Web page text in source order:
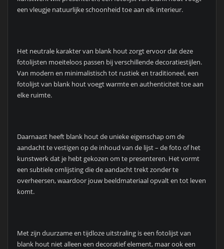
een vleugje natuurlijke schoonheid toe aan elk interieur.
Het neutrale karakter van blank hout zorgt ervoor dat deze
fotolijsten moeiteloos passen bij verschillende decoratiestijlen.
Van modern en minimalistisch tot rustiek en traditioneel, een
fotolijst van blank hout voegt warmte en authenticiteit toe aan
elke ruimte.
Daarnaast heeft blank hout de unieke eigenschap om de
aandacht te vestigen op de inhoud van de lijst – de foto of het
kunstwerk dat je hebt gekozen om te presenteren. Het vormt
een subtiele omlijsting die de aandacht trekt zonder te
overheersen, waardoor jouw beeldmateriaal opvalt en tot leven
komt.
Met zijn duurzame en tijdloze uitstraling is een fotolijst van
blank hout niet alleen een decoratief element, maar ook een